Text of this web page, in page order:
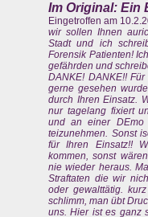
Im Original: Ein
Eingetroffen am
wir sollen Ihnen
Stadt und ich
Forensik Patienten!
gefährden und
DANKE! DANKE!!
gerne gesehen
durch Ihren Einsatz.
nur tagelang fixiert
und an einer DEmo
teizunehmen. Sonst
für Ihren Einsatz!!
kommen, sonst
nie wieder heraus.
Straftaten die wir
oder gewalttätig.
schlimm, man übt
uns. Hier ist es ganz